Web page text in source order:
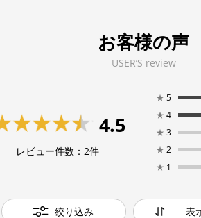
お客様の声
USER’S review
4.5
レビュー件数： 2件
★ 5
★ 4
★ 3
★ 2
★ 1
絞り込み 表